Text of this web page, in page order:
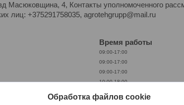
Масюковщина, 4, Контакты уполномоченного
лиц: +375291758035, agrotehgrupp@mail.ru
Время работы
09:00-17:00
09:00-17:00
09:00-17:00
10:00-18:00
Выходной
Обработка файлов cookie